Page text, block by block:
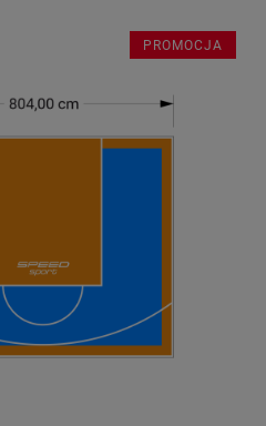
PROMOCJA